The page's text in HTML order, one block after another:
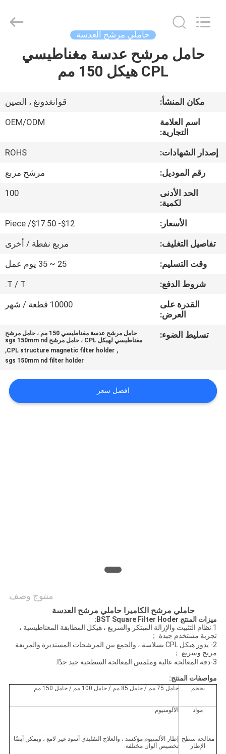
الصفحة
منتجات
معلومات
عنا
جولة
المعمل
مراقبة
الجودة
اتصل
خريطة
Technology
حاملي مرشح العدسة
حامل مرشح عدسة مغناطيسي
CPL هيكل 150 مم
مكان المنشأ:
قوانغدونغ ، الصين
اسم العلامة
التجارية:
OEM/ODM
إصدار الشهادات:
ROHS
رقم الموديل:
مرشح مربع
الحد الأدنى
لكمية:
100
الأسعار:
$12- $17.50/ Piece
تفاصيل التغليف:
مربع نفطة / أخرى
وقت التسليم:
25 ~ 35 يوم عمل
شروط الدفع:
T / T.
القدرة على
العرض:
10000 قطعة / شهر
تسليط الضوء:
حامل مرشح عدسة مغناطيسي 150 مم ، حامل مرشح
مغناطيسي لهيكل CPL ، حامل مرشح sgs 150mm nd
,
CPL structure magnetic filter holder
,
sgs 150mm nd filter holder
افضل سعر
منتوج وصف
حاملي مرشح الكاميرا حاملي مرشح العدسة
ميزات المنتج BST Square Filter Hoder:
1.نظام التثبيت والإزالة المبتكر والسريع ، هيكل المطابقة المغناطيسية ،
تجربة مستخدم جيدة ；
2- يدور هيكل CPL بسلاسة ، والجمع بين المرشحات المستديرة والمربعة
مريح وسريع ；
3-دقة المعالجة عالية وملمس المعالجة السطحية جيد جدًا.
مواصفات المنتج:
بحجم حامل 75 مم / حامل 85 مم / حامل 100 مم / حامل 150 مم
مواد الألومنيوم
معالجة سطح
الإطار
إطار الألمنيوم مؤكسد ، والعلاج التقليدي أسود غير لامع ، ويمكن أيضًا
تخصيص ألوان مختلفة.